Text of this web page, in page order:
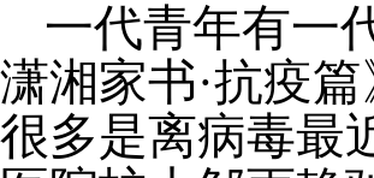
一代青年有一
潇湘家书·抗疫篇
很多是离病毒最